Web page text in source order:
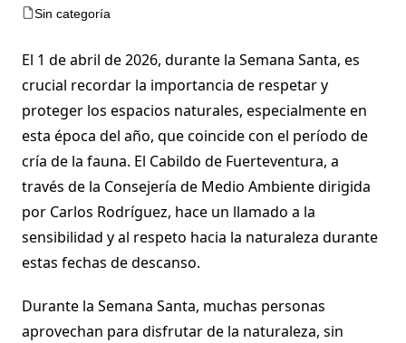
Sin categoría
El 1 de abril de 2026, durante la Semana Santa, es
crucial recordar la importancia de respetar y
proteger los espacios naturales, especialmente en
esta época del año, que coincide con el período de
cría de la fauna. El Cabildo de Fuerteventura, a
través de la Consejería de Medio Ambiente dirigida
por Carlos Rodríguez, hace un llamado a la
sensibilidad y al respeto hacia la naturaleza durante
estas fechas de descanso.
Durante la Semana Santa, muchas personas
aprovechan para disfrutar de la naturaleza, sin